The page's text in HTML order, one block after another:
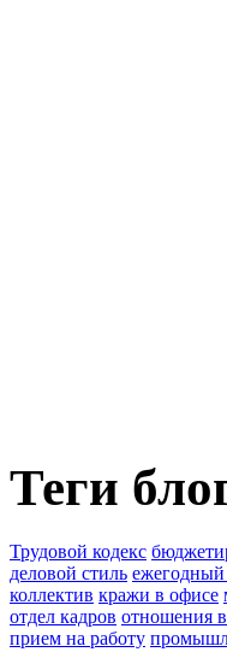
Теги
Трудовой кодекс
деловой стиль ежегодный
коллектив кражи в офисе
отдел кадров отношения
прием на работу